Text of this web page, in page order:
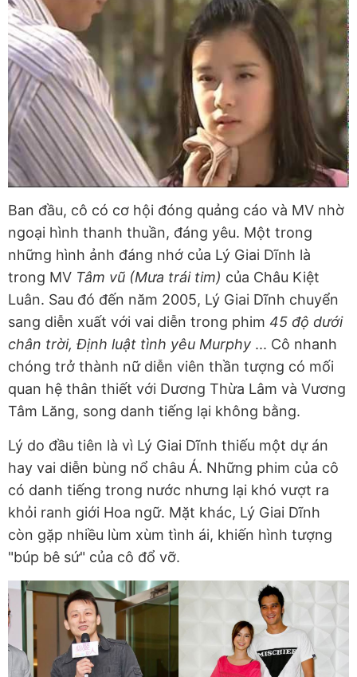
Ban đầu, cô có cơ hội đóng quảng cáo và MV nhờ
ngoại hình thanh thuần, đáng yêu. Một trong
những hình ảnh đáng nhớ của Lý Giai Dĩnh là
trong MV Tâm vũ (Mưa trái tim) của Châu Kiệt
Luân. Sau đó đến năm 2005, Lý Giai Dĩnh chuyển
sang diễn xuất với vai diễn trong phim 45 độ dưới
chân trời, Định luật tình yêu Murphy ... Cô nhanh
chóng trở thành nữ diễn viên thần tượng có mối
quan hệ thân thiết với Dương Thừa Lâm và Vương
Tâm Lăng, song danh tiếng lại không bằng.
Lý do đầu tiên là vì Lý Giai Dĩnh thiếu một dự án
hay vai diễn bùng nổ châu Á. Những phim của cô
có danh tiếng trong nước nhưng lại khó vượt ra
khỏi ranh giới Hoa ngữ. Mặt khác, Lý Giai Dĩnh
còn gặp nhiều lùm xùm tình ái, khiến hình tượng
"búp bê sứ" của cô đổ vỡ.